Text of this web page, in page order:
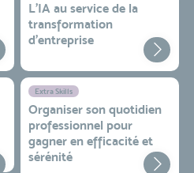
L'IA au service de la
transformation
d'entreprise
Extra Skills
Organiser son quotidien
professionnel pour
gagner en efficacité et
sérénité